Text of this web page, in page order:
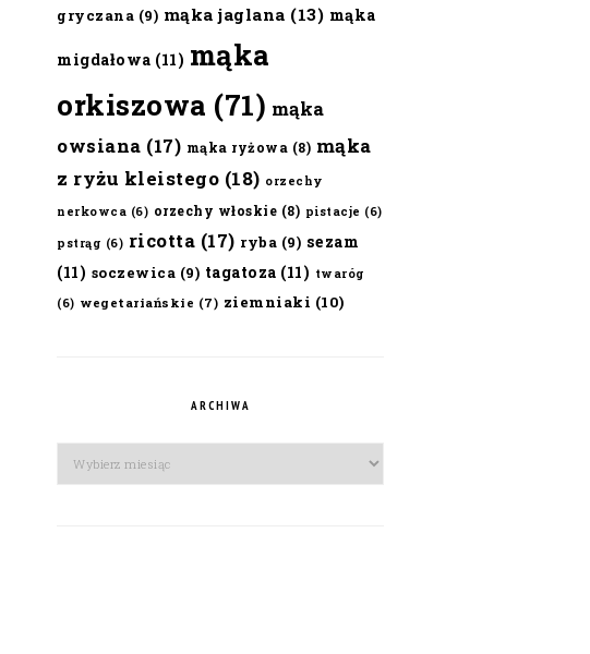
gryczana (9) mąka jaglana (13) mąka
migdałowa (11) mąka
orkiszowa (71) mąka
owsiana (17) mąka ryżowa (8) mąka
z ryżu kleistego (18) orzechy
nerkowca (6) orzechy włoskie (8) pistacje (6)
pstrąg (6) ricotta (17) ryba (9) sezam
(11) soczewica (9) tagatoza (11) twaróg
(6) wegetariańskie (7) ziemniaki (10)
ARCHIWA
Archiwa